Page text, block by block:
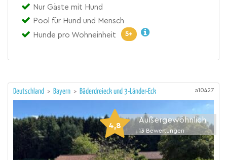
Nur Gäste mit Hund
Pool für Hund und Mensch
Hunde pro Wohneinheit
5+
Deutschland > Bayern > Bäderdreieck und 3-Länder-Eck a10427
4,8
Außergewöhnlich
13 Bewertungen